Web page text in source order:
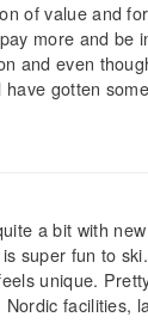
of value and
more and be
and even
gotten
a bit with
super fun to
unique.
facilities,